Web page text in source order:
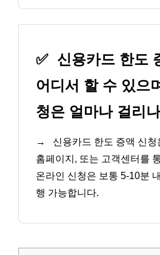
✅ 신용카드 한도
어디서 할 수 있으
청은 얼마나 걸리
→
신용카드 한도 증액 신
홈페이지, 또는 고객센터를
온라인 신청은 보통 5-10분
행 가능합니다.